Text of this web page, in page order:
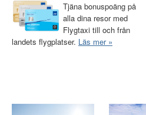
Tjäna bonuspoäng på
alla dina resor med
Flygtaxi till och från
landets flygplatser. Läs mer »